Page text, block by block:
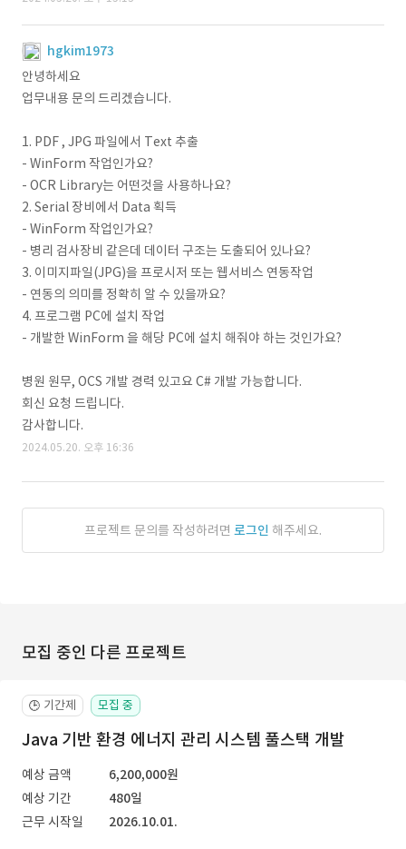
hgkim1973
안녕하세요
업무내용 문의 드리겠습니다.
1. PDF , JPG 파일에서 Text 추출
- WinForm 작업인가요?
- OCR Library는 어떤것을 사용하나요?
2. Serial 장비에서 Data 획득
- WinForm 작업인가요?
- 병리 검사장비 같은데 데이터 구조는 도출되어 있나요?
3. 이미지파일(JPG)을 프로시저 또는 웹서비스 연동작업
- 연동의 의미를 정확히 알 수 있을까요?
4. 프로그램 PC에 설치 작업
- 개발한 WinForm 을 해당 PC에 설치 해줘야 하는 것인가요?
병원 원무, OCS 개발 경력 있고요 C# 개발 가능합니다.
회신 요청 드립니다.
감사합니다.
2024.05.20. 오후 16:36
프로젝트 문의를 작성하려면 로그인 해주세요.
모집 중인 다른 프로젝트
🕒 기간제 모집 중
Java 기반 환경 에너지 관리 시스템 풀스택 개발
예상 금액
6,200,000원
예상 기간
480일
근무 시작일
2026.10.01.